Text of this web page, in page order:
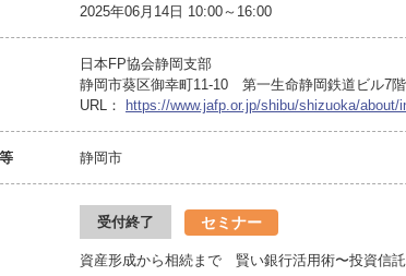
2025年06月14日 10:00～16:00
日本FP協会静岡支部
静岡市葵区御幸町11-10 第一生命静岡鉄道ビル7階
URL：
https://www.jafp.or.jp/shibu/shizuoka/about/
静岡市
受付終了 セミナー
資産形成から相続まで 賢い銀行活用術〜投資信